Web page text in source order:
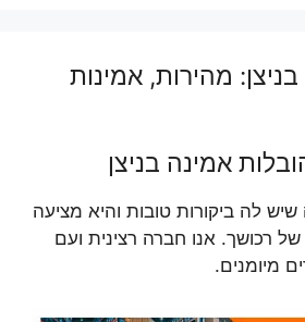
מהירות, אמינות
אמינה בניצן
לה ביקורות טובות והיא מציעה
רכושך. אנו חברה רצינית ועם
מיומנים.